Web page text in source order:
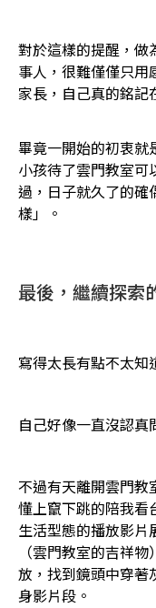
對於這樣的提醒，做
事人，很難僅僅只
家長，自己真的銘記
畢竟一開始的初衷就
小孩待了雲門教室可
過，日子就久了的確
樣」。
最後，繼續探索
寫得太長有點不太知
自己好像一直沒認真
不過有天離開雲門教
懂上竄下跳的陪我看
生活型態的播放影片
（雲門教室的吉祥
放，找到鏡頭中穿著
身影片段。